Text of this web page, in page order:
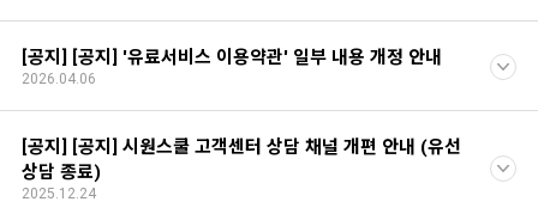
[공지] [공지] '유료서비스 이용약관' 일부 내용 개정 안내
2026.04.06
[공지] [공지] 시원스쿨 고객센터 상담 채널 개편 안내 (유선
상담 종료)
2025.12.24